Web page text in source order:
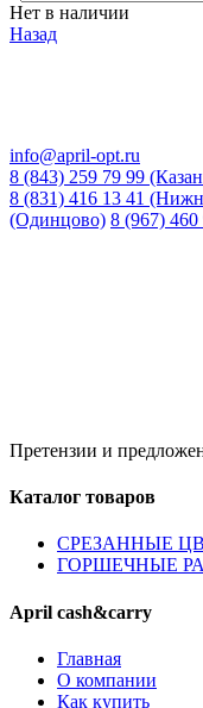
Нет в наличии
Назад
info@april-opt.ru
8 (843) 259 79 99
8 (831) 416 13 41
(Одинцово) 8 (967) 460
Претензии и
Каталог товаров
CPЕЗАННЫЕ
ГОРШЕЧНЫЕ
April cash&carry
Главная
О компании
Как купить